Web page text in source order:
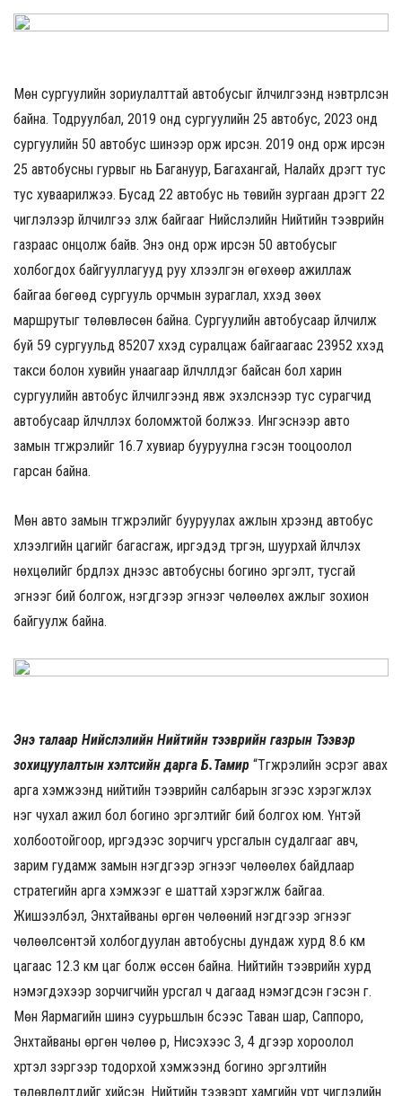
Мөн сургуулийн зориулалттай автобусыг үйлчилгээнд нэвтрүүлсэн
байна. Тодруулбал, 2019 онд сургуулийн 25 автобус, 2023 онд
сургуулийн 50 автобус шинээр орж ирсэн. 2019 онд орж ирсэн
25 автобусны гурвыг нь Багануур, Багахангай, Налайх дүүрэгт тус
тус хуваарилжээ. Бусад 22 автобус нь төвийн зургаан дүүрэгт 22
чиглэлээр үйлчилгээ үзүүлж байгааг Нийслэлийн Нийтийн тээврийн
газраас онцолж байв. Энэ онд орж ирсэн 50 автобусыг
холбогдох байгууллагууд руу хүлээлгэн өгөхөөр ажиллаж
байгаа бөгөөд сургууль орчмын зураглал, хүүхэд зөөх
маршрутыг төлөвлөсөн байна. Сургуулийн автобусаар үйлчилж
буй 59 сургуульд 85207 хүүхэд суралцаж байгаагаас 23952 хүүхэд
такси болон хувийн унаагаар үйлчлүүлдэг байсан бол харин
сургуулийн автобус үйлчилгээнд явж эхэлснээр тус сурагчид
автобусаар үйлчлүүлэх боломжтой болжээ. Ингэснээр авто
замын түгжрэлийг 16.7 хувиар бууруулна гэсэн тооцоолол
гарсан байна.
Мөн авто замын түгжрэлийг бууруулах ажлын хүрээнд автобус
хүлээлгийн цагийг багасгаж, иргэдэд түргэн, шуурхай үйлчлэх
нөхцөлийг бүрдүүлэх үүднээс автобусны богино эргэлт, тусгай
эгнээг бий болгож, нэгдүгээр эгнээг чөлөөлөх ажлыг зохион
байгуулж байна.
Энэ талаар Нийслэлийн Нийтийн тээврийн газрын Тээвэр
зохицуулалтын хэлтсийн дарга Б.Тамир “Түгжрэлийн эсрэг авах
арга хэмжээнд нийтийн тээврийн салбарын зүгээс хэрэгжүүлэх
нэг чухал ажил бол богино эргэлтийг бий болгох юм. Үүнтэй
холбоотойгоор, иргэдээс зорчигч урсгалын судалгааг авч,
зарим гудамж замын нэгдүгээр эгнээг чөлөөлөх байдлаар
стратегийн арга хэмжээг үе шаттай хэрэгжүүлж байгаа.
Жишээлбэл, Энхтайваны өргөн чөлөөний нэгдүгээр эгнээг
чөлөөлсөнтэй холбогдуулан автобусны дундаж хурд 8.6 км
цагаас 12.3 км цаг болж өссөн байна. Нийтийн тээврийн хурд
нэмэгдэхээр зорчигчийн урсгал ч дагаад нэмэгдсэн гэсэн үг.
Мөн Яармагийн шинэ суурьшлын бүсээс Таван шар, Саппоро,
Энхтайваны өргөн чөлөө рүү, Нисэхээс 3, 4 дүгээр хороолол
хүртэл зэргээр тодорхой хэмжээнд богино эргэлтийн
төлөвлөлтүүдийг хийсэн. Нийтийн тээвэрт хамгийн урт чиглэлийн